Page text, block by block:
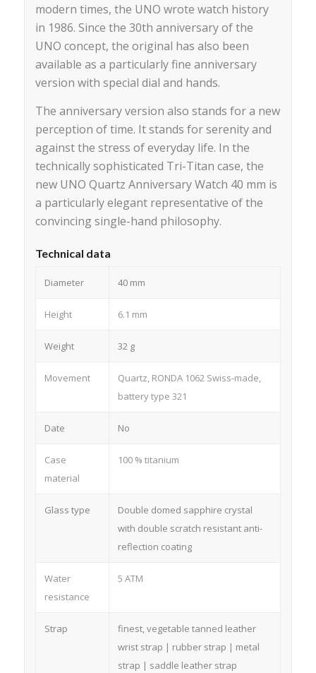
modern times, the UNO wrote watch history
in 1986. Since the 30th anniversary of the
UNO concept, the original has also been
available as a particularly fine anniversary
version with special dial and hands.
The anniversary version also stands for a new
perception of time. It stands for serenity and
against the stress of everyday life. In the
technically sophisticated Tri-Titan case, the
new UNO Quartz Anniversary Watch 40 mm is
a particularly elegant representative of the
convincing single-hand philosophy.
Technical data
Diameter 40 mm
Height 6.1 mm
Weight 32 g
Movement
Quartz, RONDA 1062 Swiss-made,
battery type 321
Date No
Case
material
100 % titanium
Glass type
Double domed sapphire crystal
with double scratch resistant anti-
reflection coating
Water
resistance
5 ATM
Strap
finest, vegetable tanned leather
wrist strap | rubber strap | metal
strap | saddle leather strap